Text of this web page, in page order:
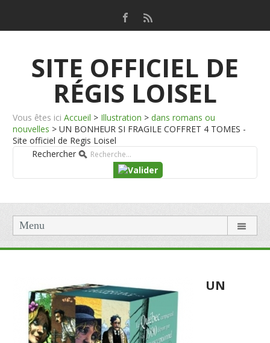
SITE OFFICIEL DE
RÉGIS LOISEL
Vous êtes ici Accueil > Illustration > dans romans ou
nouvelles > UN BONHEUR SI FRAGILE COFFRET 4 TOMES -
Site officiel de Regis Loisel
Rechercher
Menu
UN